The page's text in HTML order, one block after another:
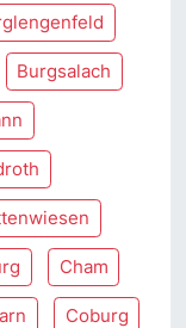
Burgsalach
Cham
Coburg